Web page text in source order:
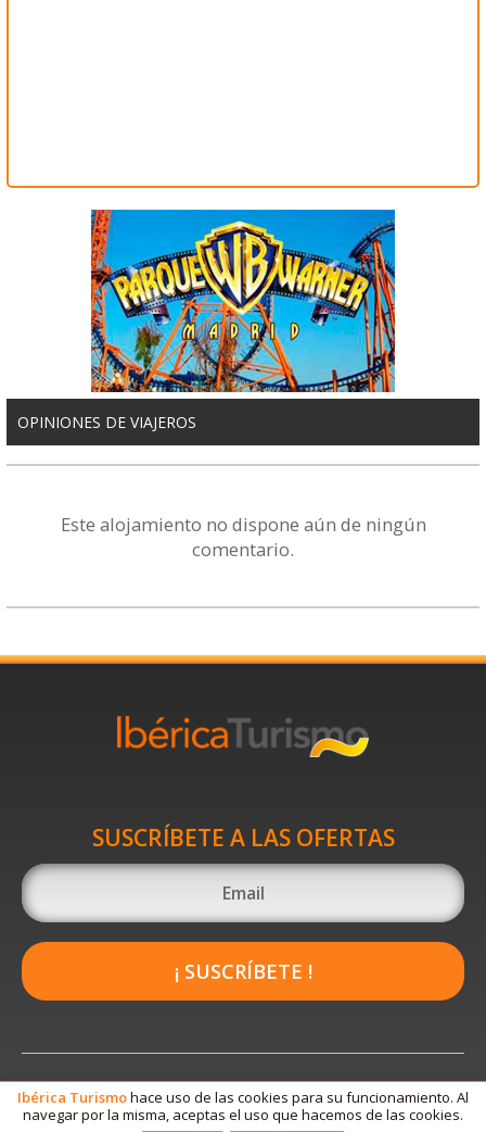
OPINIONES DE VIAJEROS
Este alojamiento no dispone aún de ningún
comentario.
SUSCRÍBETE A LAS OFERTAS
¡ SUSCRÍBETE !
Ibérica Turismohace uso de las cookies para su funcionamiento. Al
navegar por la misma, aceptas el uso que hacemos de las cookies.